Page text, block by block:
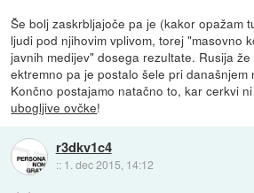
Še bolj zaskrbljajoče pa je (kakor opažam
ljudi pod njihovim vplivom, torej "masovno
javnih medijev" dosega rezultate. Rusija
ektremno pa je postalo šele pri današnjem
Končno postajamo natačno to, kar cerkvi
ubogljive ovčke!
r3dkv1c4
:: 1. dec 2015, 14:12